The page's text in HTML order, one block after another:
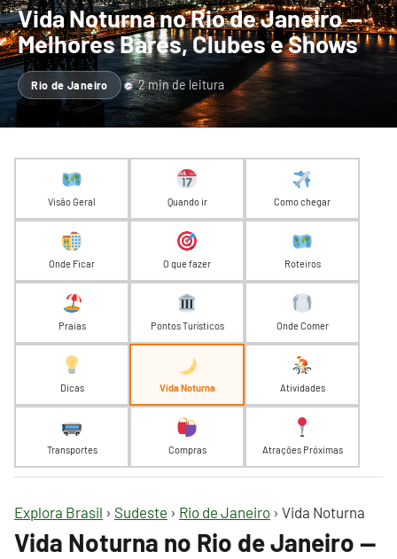
Vida Noturna no Rio de Janeiro —
Melhores Bares, Clubes e Shows
Rio de Janeiro 2 min de leitura
Visão Geral Quando ir Como chegar
Onde Ficar O que fazer Roteiros
Praias Pontos Turísticos Onde Comer
Dicas Vida Noturna Atividades
Transportes Compras Atrações Próximas
Explora Brasil › Sudeste › Rio de Janeiro › Vida Noturna
Vida Noturna no Rio de Janeiro —